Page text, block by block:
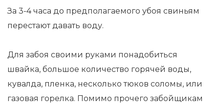
За 3-4 часа до предполагаемого убоя свиньям
перестают давать воду.
Для забоя своими руками понадобиться
швайка, большое количество горячей воды,
кувалда, пленка, несколько тюков соломы, или
газовая горелка. Помимо прочего забойщикам